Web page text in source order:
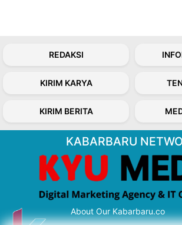
REDAKSI
KIRIM KARYA
KIRIM BERITA
KABARBARU
About Our Kabarbaru.co